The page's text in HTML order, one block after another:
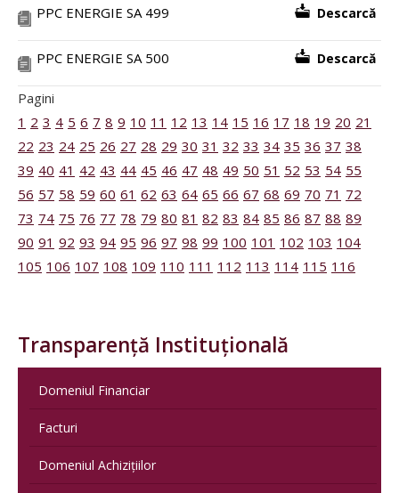
PPC ENERGIE SA 499 Descarcă
PPC ENERGIE SA 500 Descarcă
Pagini
1 2 3 4 5 6 7 8 9 10 11 12 13 14 15 16 17 18 19 20 21
22 23 24 25 26 27 28 29 30 31 32 33 34 35 36 37 38
39 40 41 42 43 44 45 46 47 48 49 50 51 52 53 54 55
56 57 58 59 60 61 62 63 64 65 66 67 68 69 70 71 72
73 74 75 76 77 78 79 80 81 82 83 84 85 86 87 88 89
90 91 92 93 94 95 96 97 98 99 100 101 102 103 104
105 106 107 108 109 110 111 112 113 114 115 116
Transparență Instituțională
Domeniul Financiar
Facturi
Domeniul Achizițiilor